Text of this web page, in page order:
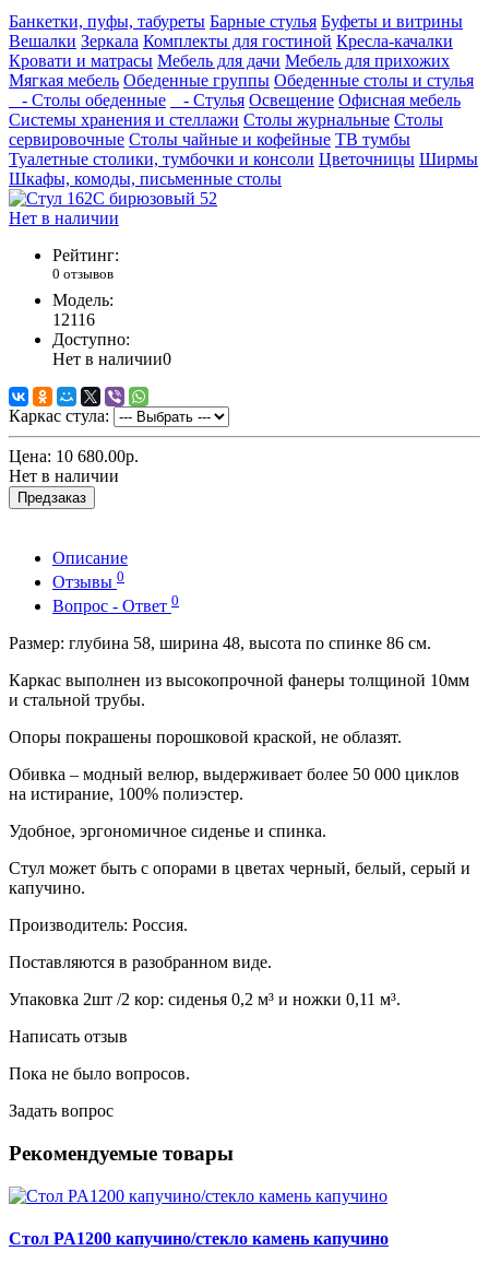
Банкетки, пуфы, табуреты Барные стулья Буфеты и витрины
Вешалки Зеркала Комплекты для гостиной Кресла-качалки
Кровати и матрасы Мебель для дачи Мебель для прихожих
Мягкая мебель Обеденные группы Обеденные столы и стулья
- Столы обеденные
- Стулья Освещение Офисная мебель
Системы хранения и стеллажи Столы журнальные Столы
сервировочные Столы чайные и кофейные ТВ тумбы
Туалетные столики, тумбочки и консоли Цветочницы Ширмы
Шкафы, комоды, письменные столы
Нет в наличии
Рейтинг:
0 отзывов
Модель:
12116
Доступно:
Нет в наличии0
Каркас стула:
Цена: 10 680.00р.
Нет в наличии
Предзаказ
Описание
Отзывы 0
Вопрос - Ответ 0
Размер: глубина 58, ширина 48, высота по спинке 86 см.
Каркас выполнен из высокопрочной фанеры толщиной 10мм
и стальной трубы.
Опоры покрашены порошковой краской, не облазят.
Обивка – модный велюр, выдерживает более 50 000 циклов
на истирание, 100% полиэстер.
Удобное, эргономичное сиденье и спинка.
Стул может быть с опорами в цветах черный, белый, серый и
капучино.
Производитель: Россия.
Поставляются в разобранном виде.
Упаковка 2шт /2 кор: сиденья 0,2 м³ и ножки 0,11 м³.
Написать отзыв
Пока не было вопросов.
Задать вопрос
Рекомендуемые товары
Стол PA1200 капучино/стекло камень капучино